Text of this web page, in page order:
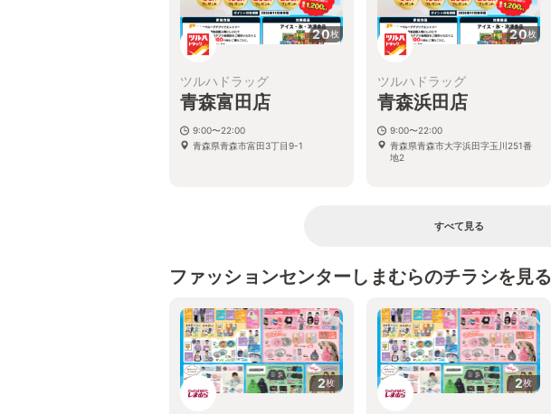
20枚
ツルハドラッグ
青森富田店
9:00〜22:00
青森県青森市富田3丁目9-1
20枚
ツルハドラッグ
青森浜田店
9:00〜22:00
青森県青森市大字浜田字玉川251番
地2
すべて見る
ファッションセンターしまむらのチラシを見る
2枚 2枚